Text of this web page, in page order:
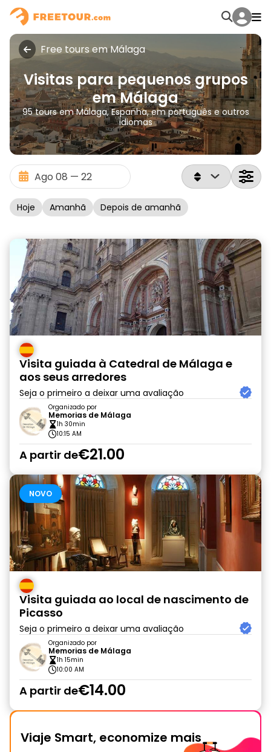
Free tours em Málaga
Visitas para pequenos grupos
em Málaga
95 tours em Málaga, Espanha, em português e outros
idiomas
Hoje Amanhã Depois de amanhã
Visita guiada à Catedral de Málaga e
aos seus arredores
Seja o primeiro a deixar uma avaliação
Organizado por
Memorias de Málaga
1h 30min
10:15 AM
A partir de€21.00
NOVO
Visita guiada ao local de nascimento de
Picasso
Seja o primeiro a deixar uma avaliação
Organizado por
Memorias de Málaga
1h 15min
10:00 AM
A partir de€14.00
Viaje Smart, economize mais